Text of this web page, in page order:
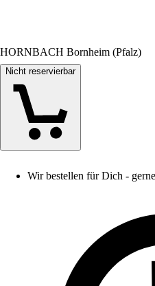
HORNBACH Bornheim (Pfalz)
Nicht reservierbar
Wir bestellen für Dich -